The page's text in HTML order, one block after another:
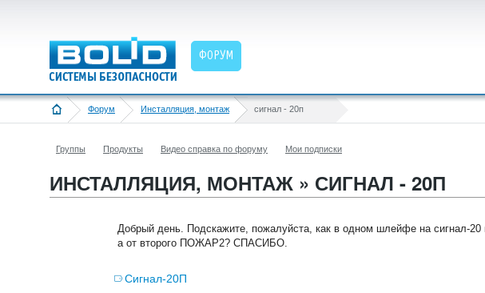
ФОРУМ
Форум Инсталляция, монтаж сигнал - 20п
Группы Продукты Видео справка по форуму Мои подписки
ИНСТАЛЛЯЦИЯ, МОНТАЖ » СИГНАЛ - 20П
Добрый день. Подскажите, пожалуйста, как в одном шлейфе на
а от второго ПОЖАР2? СПАСИБО.
Сигнал-20П